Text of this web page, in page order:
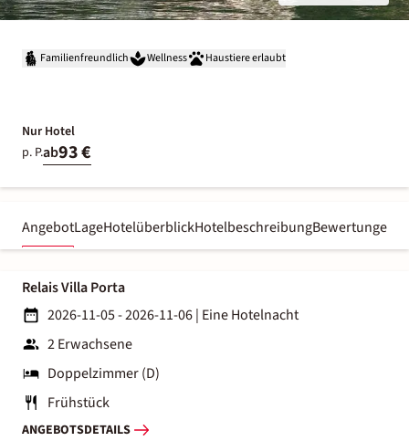
Familienfreundlich Wellness Haustiere erlaubt
Nur Hotel
p. P.ab93 €
AngebotLageHotelüberblickHotelbeschreibungBewertungen
Relais Villa Porta
2026-11-05 - 2026-11-06| Eine Hotelnacht
2 Erwachsene
Doppelzimmer (D)
Frühstück
ANGEBOTSDETAILS